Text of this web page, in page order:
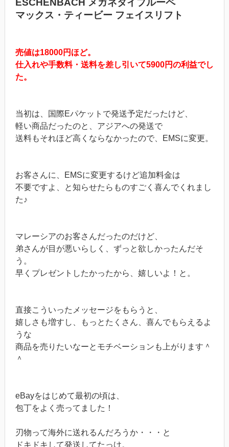
ESCHENBACH メガネタイプルーペ
マックス・ティービー フェイスリフト
売値は18000円ほど。
仕入れや手数料・送料を差し引いて5900円の利益でし
た。
当初は、国際Eパケットで発送予定だったけど、
軽い商品だったのと、アジアへの発送で
送料もそれほど高くならなかったので、EMSに変更。
お客さんに、EMSに変更するけど追加料金は
不要ですよ、と知らせたらものすごく喜んでくれまし
た♪
マレーシアのお客さんだったのだけど、
弟さんが目が悪いらしく、ずっと欲しかったんだそ
う。
早くプレゼントしたかったから、嬉しいよ！と。
直接こういったメッセージをもらうと、
嬉しさも増すし、もっとたくさん、喜んでもらえるよ
うな
商品を売りたいなーとモチベーションも上がります＾
＾
eBayをはじめて最初の頃は、
包丁をよく売ってました！
刃物って海外に送れるんだろうか・・・と
ドキドキして発送してたっけ。